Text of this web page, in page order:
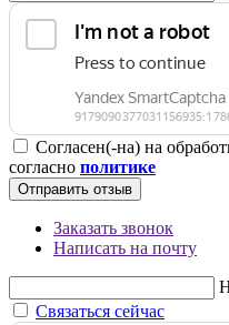
Согласен(-на) на
согласно политике
Отправить отзыв
Заказать звонок
Написать на почту
Связаться сейчас